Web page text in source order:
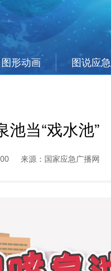
图形动画 图说应急
池当“戏水池”
来源： 国家应急广播网